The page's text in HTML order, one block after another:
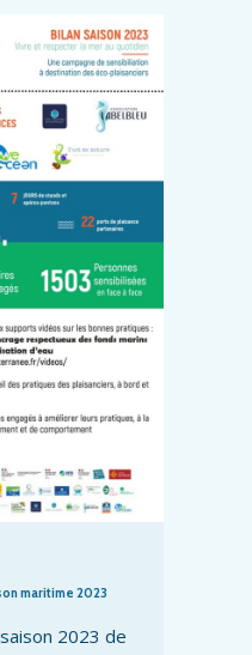
maritime 2023
2023 de